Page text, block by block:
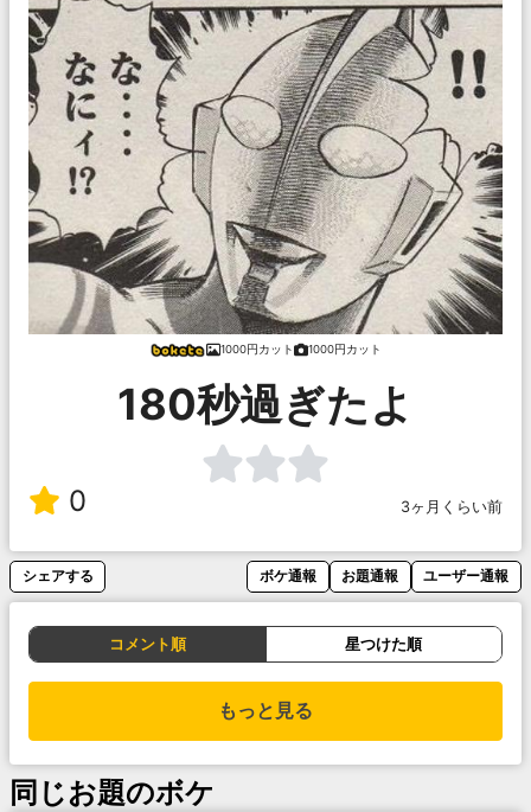
1000円カット 1000円カット
180秒過ぎたよ
0 3ヶ月くらい前
シェアする ボケ通報 お題通報 ユーザー通報
コメント順 星つけた順
もっと見る
同じお題のボケ